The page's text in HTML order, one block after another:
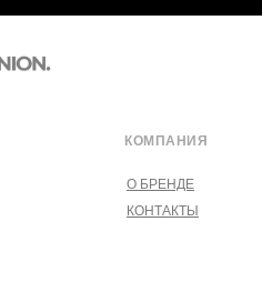
О БРЕНДЕ
КОНТАКТЫ
КОМПАНИЯ